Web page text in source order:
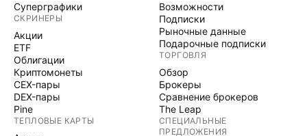
Суперграфики
СКРИНЕРЫ
Акции
ETF
Облигации
Криптомонеты
CEX-пары
DEX-пары
Pine
ТЕПЛОВЫЕ КАРТЫ
Возможности
Подписки
Рыночные данные
Подарочные подписки
ТОРГОВЛЯ
Обзор
Брокеры
Сравнение брокеров
The Leap
СПЕЦИАЛЬНЫЕ
ПРЕДЛОЖЕНИЯ